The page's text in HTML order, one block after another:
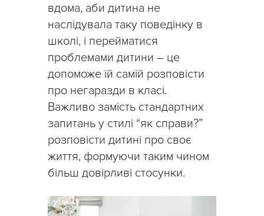
вдома, аби дитина не
наслідувала таку поведінку в
школі, і перейматися
проблемами дитини – це
допоможе їй самій розповісти
про негаразди в класі.
Важливо замість стандартних
запитань у стилі “як справи?”
розповісти дитині про своє
життя, формуючи таким чином
більш довірливі стосунки.